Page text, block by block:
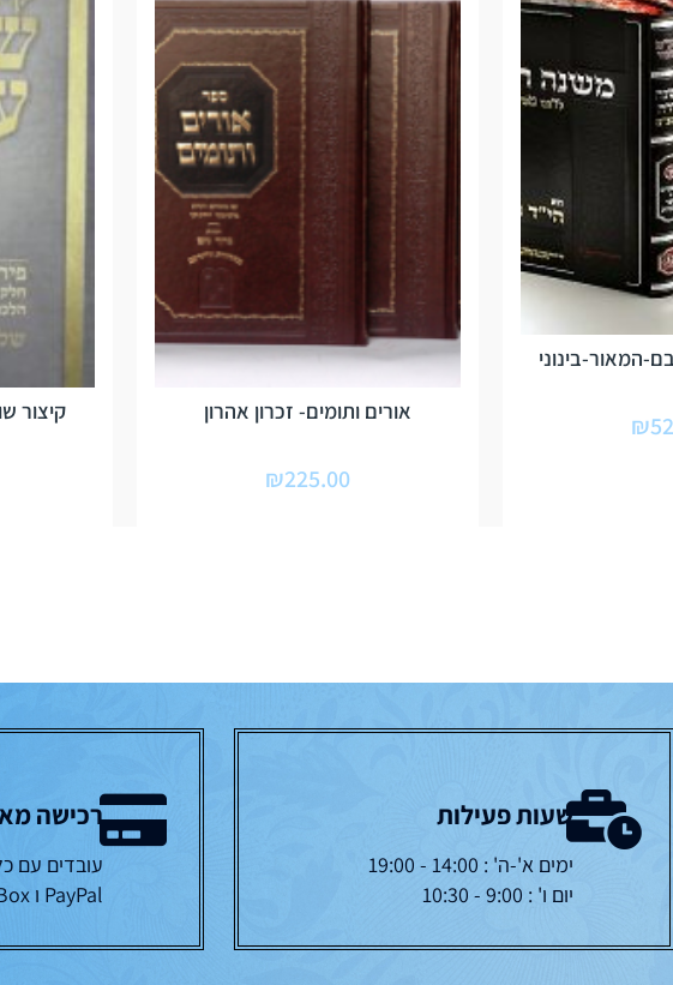
המאור-בינוני
₪ אורים ותומים- זכרון אהרון
₪225.00
קיצור
שעות פעילות
ימים א'-ה' : 14:00 - 19:00
יום ו' : 9:00 - 10:30
רכישה
עובדים עם
PayPal ו bit, PayBox